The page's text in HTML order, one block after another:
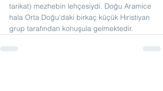
tarikat) mezhebin lehçesiydi. Doğu Aramice
hala Orta Doğu'daki birkaç küçük Hıristiyan
grup tarafından konuşula gelmektedir.